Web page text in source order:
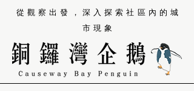
從觀察出發，深入探索社區內的城
市現象